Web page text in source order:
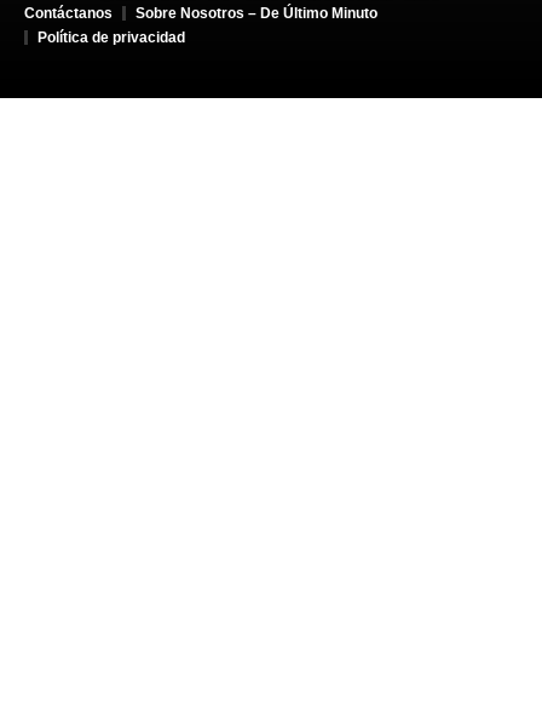
Contáctanos
Sobre Nosotros – De Último Minuto
Política de privacidad